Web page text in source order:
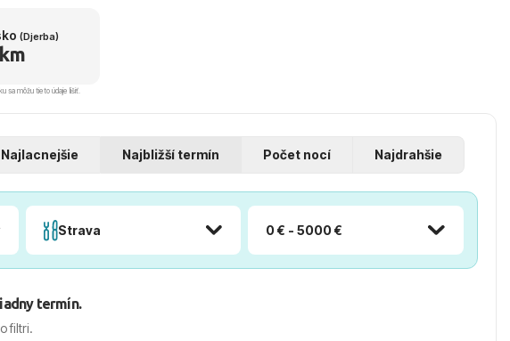
(Djerba)
sa môžu tieto údaje líšiť.
Najlacnejšie Najbližší termín Počet nocí Najdrahšie
PopradStrava 0 € - 5000 €
termín.
filtri.